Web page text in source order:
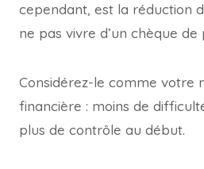
cependant, est la réduction
ne pas vivre d’un chèque de
Considérez-le comme
financière : moins de
plus de contrôle au début.